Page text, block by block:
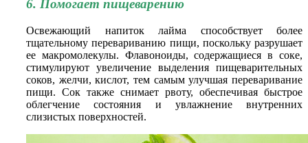
6. Помогает пищеварению
Освежающий напиток лайма способствует более
тщательному перевариванию пищи, поскольку разрушает
ее макромолекулы. Флавоноиды, содержащиеся в соке,
стимулируют увеличение выделения пищеварительных
соков, желчи, кислот, тем самым улучшая переваривание
пищи. Сок также снимает рвоту, обеспечивая быстрое
облегчение состояния и увлажнение внутренних
слизистых поверхностей.